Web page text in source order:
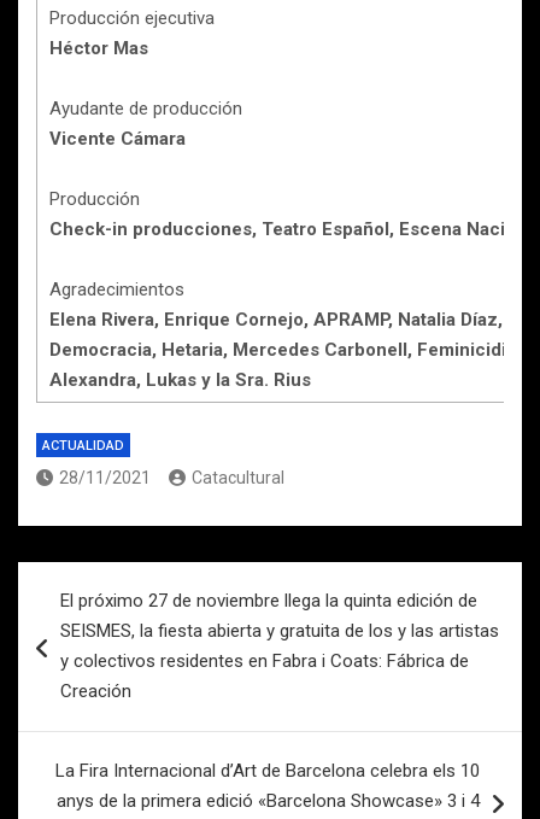
Producción ejecutiva
Héctor Mas
Ayudante de producción
Vicente Cámara
Producción
Check-in producciones, Teatro Español, Escena
Agradecimientos
Elena Rivera, Enrique Cornejo, APRAMP, Natalia Díaz,
Democracia, Hetaria, Mercedes Carbonell,
Alexandra, Lukas y la Sra. Rius
ACTUALIDAD
28/11/2021 Catacultural
entradas
El próximo 27 de noviembre llega la quinta edición de
SEISMES, la fiesta abierta y gratuita de los y las artistas
y colectivos residentes en Fabra i Coats: Fábrica de
Creación
La Fira Internacional d’Art de Barcelona celebra els 10
anys de la primera edició «Barcelona Showcase» 3 i 4